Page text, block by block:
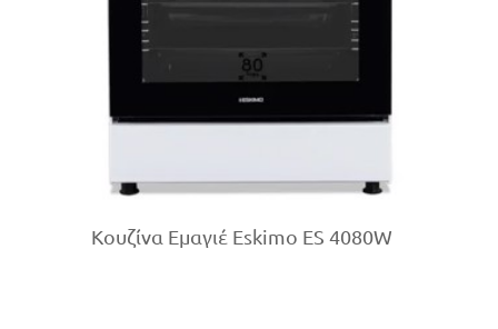
Κουζίνα Εμαγιέ Eskimo ES 4080W